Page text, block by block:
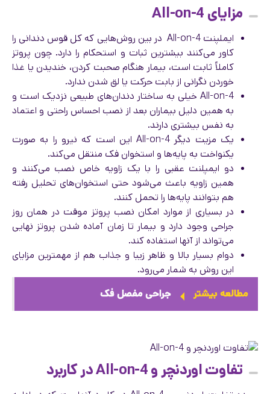
مزایای All-on-4
ایملپنت All-on-4 در بین روش‌هایی که کل قوس دندانی را
کاور می‌کنند بیشترین ثبات و استحکام را دارد. چون پروتز
کاملاً ثابت است، بیمار هنگام صحبت کردن، خندیدن یا غذا
خوردن نگرانی از بابت حرکت یا لق شدن ندارد.
All-on-4 خیلی به ساختار دندان‌های طبیعی نزدیک است و
به همین دلیل بیماران بعد از نصب احساس راحتی و اعتماد
به نفس بیشتری دارند.
یک مزیت دیگر All-on-4 این است که نیرو را به صورت
یکنواخت به پایه‌ها و استخوان فک منتقل می‌کند.
دو ایمپلنت عقبی را با یک زاویه خاص نصب می‌کنند و
همین زاویه باعث می‌شود حتی استخوان‌های تحلیل رفته
هم بتوانند پایه‌ها را تحمل کنند.
در بسیاری از موارد امکان نصب پروتز موقت در همان روز
جراحی وجود دارد و بیمار تا زمان آماده شدن پروتز نهایی
می‌تواند از آنها استفاده کند.
دوام بسیار بالا و ظاهر زیبا و جذاب هم از مهمترین مزایای
این روش به شمار می‌رود.
مطالعه بیشتر
جراحی مفصل فک
تفاوت اوردنچر و All-on-4 در کاربرد